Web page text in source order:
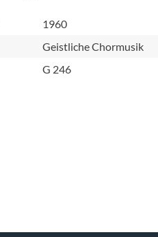
1960
Geistliche Chormusik
G 246